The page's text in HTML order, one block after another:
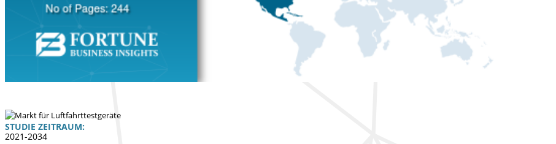
STUDIE ZEITRAUM:
2021-2034